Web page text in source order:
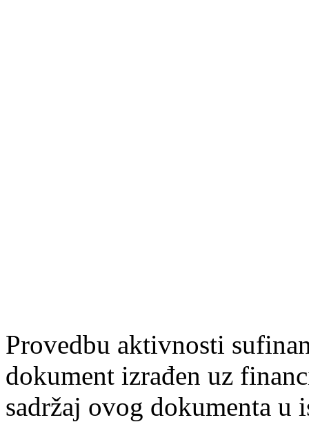
Provedbu aktivnosti
dokument izrađen uz
sadržaj ovog dokumenta